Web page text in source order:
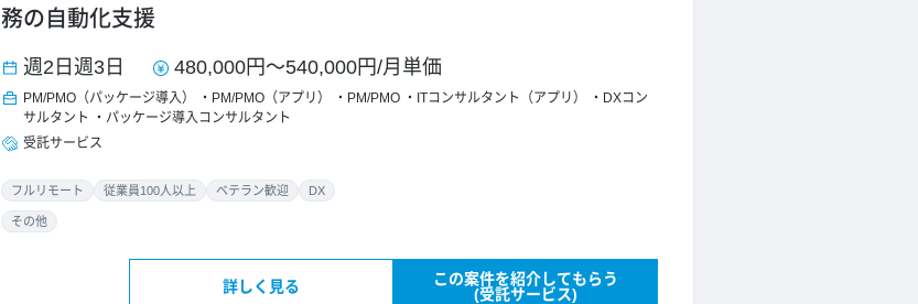
務の自動化支援
週2日 週3日 480,000円 ～540,000円/月単価
PM/PMO（パッケージ導入） PM/PMO（アプリ） PM/PMO ITコンサルタント（アプリ）
DXコン
サルタント
パッケージ導入コンサルタント
受託サービス
フルリモート 従業員100人以上 ベテラン歓迎 DX
その他
詳しく見る
この案件を紹介してもらう
(受託サービス)